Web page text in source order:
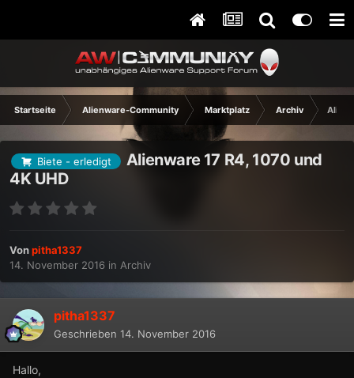
Startseite Alienware-Community Marktplatz Archiv
Biete - erledigt
Alienware 17 R4, 1070 und
4K UHD
Vonpitha1337
14. November 2016 in Archiv
pitha1337
Geschrieben 14. November 2016
Hallo,